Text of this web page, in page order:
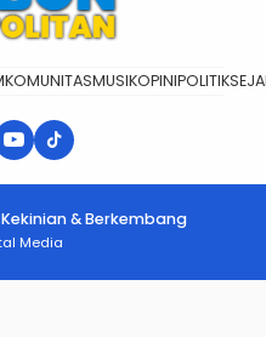
KOMUNITASMUSIKOPINIPOLITIK
Kekinian & Berkembang
Media